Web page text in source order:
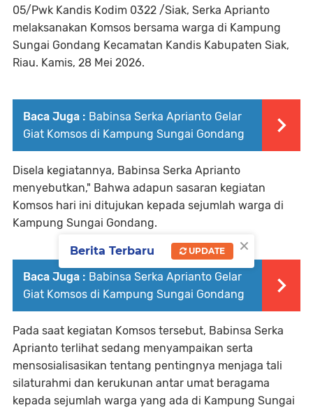
05/Pwk Kandis Kodim 0322 /Siak, Serka Aprianto
melaksanakan Komsos bersama warga di Kampung
Sungai Gondang Kecamatan Kandis Kabupaten Siak,
Riau. Kamis, 28 Mei 2026.
Baca Juga : Babinsa Serka Aprianto Gelar
Giat Komsos di Kampung Sungai Gondang
Disela kegiatannya, Babinsa Serka Aprianto
menyebutkan," Bahwa adapun sasaran kegiatan
Komsos hari ini ditujukan kepada sejumlah warga di
Kampung Sungai Gondang.
Baca Juga : Babinsa Serka Aprianto Gelar
Giat Komsos di Kampung Sungai Gondang
Pada saat kegiatan Komsos tersebut, Babinsa Serka
Aprianto terlihat sedang menyampaikan serta
mensosialisasikan tentang pentingnya menjaga tali
silaturahmi dan kerukunan antar umat beragama
kepada sejumlah warga yang ada di Kampung Sungai
×
Berita Terbaru UPDATE